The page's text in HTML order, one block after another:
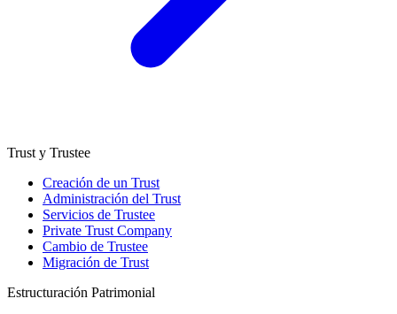
Trust y Trustee
Creación de un Trust
Administración del Trust
Servicios de Trustee
Private Trust Company
Cambio de Trustee
Migración de Trust
Estructuración Patrimonial